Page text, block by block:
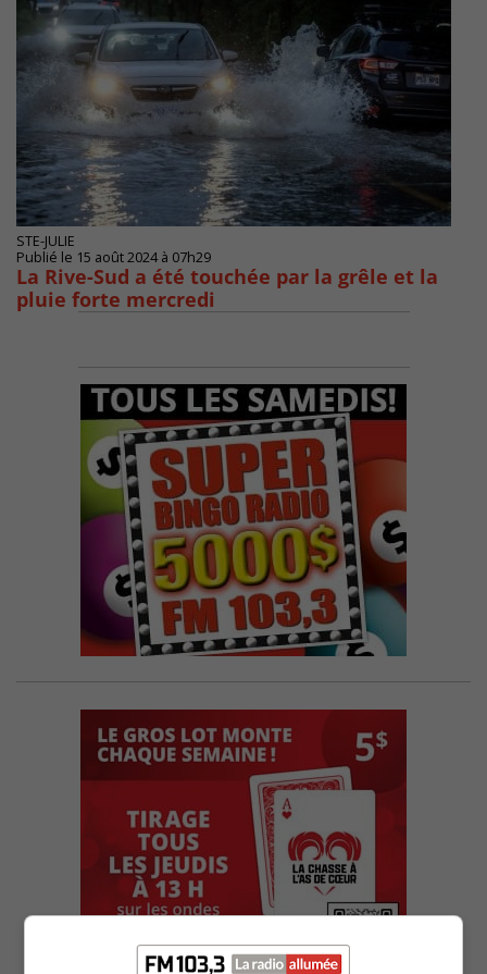
STE-JULIE
Publié le 15 août 2024 à 07h29
La Rive-Sud a été touchée par la grêle et la
pluie forte mercredi